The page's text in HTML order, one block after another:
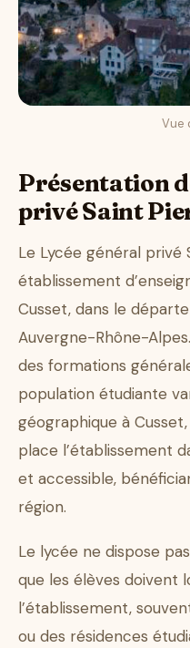
Vue
Présentation
privé Saint
Le Lycée général privé
établissement
Cusset, dans le
Auvergne-Rhône-
des formations
population étudiante
géographique à
place l’établissement
et accessible,
région.
Le lycée ne dispose
que les élèves doivent
l’établissement,
ou des résidences